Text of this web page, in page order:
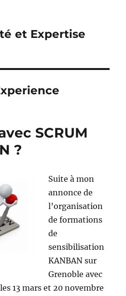
et Expertise
SCRUM
?
Suite à mon
annonce de
l’organisation
de formations
de
sensibilisation
KANBAN sur
Grenoble avec
les 13 mars et 20 novembre